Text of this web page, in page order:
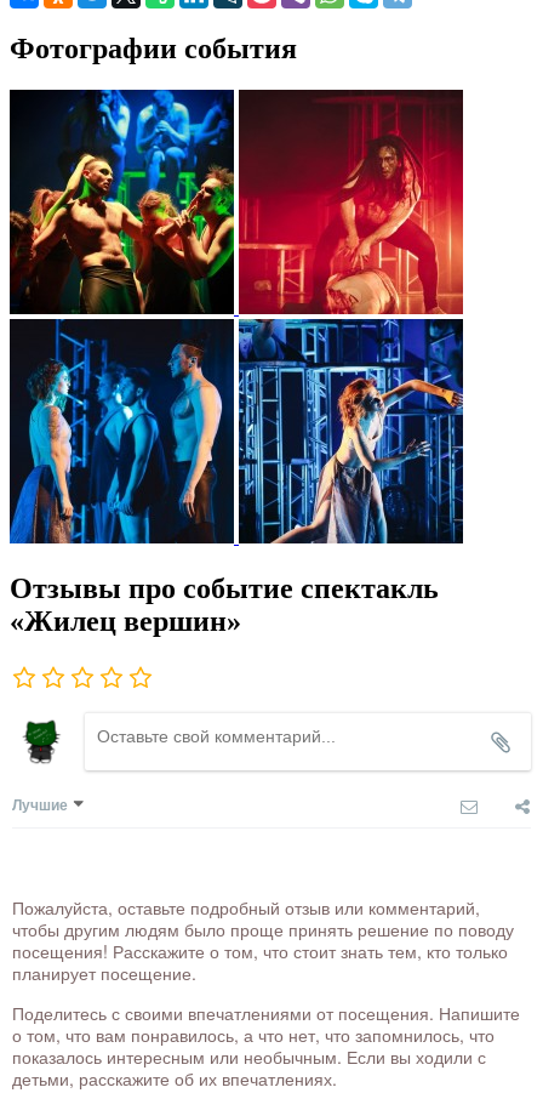
Фотографии события
Отзывы про событие спектакль
«Жилец вершин»
Лучшие
Пожалуйста, оставьте подробный отзыв или комментарий,
чтобы другим людям было проще принять решение по поводу
посещения! Расскажите о том, что стоит знать тем, кто только
планирует посещение.
Поделитесь с своими впечатлениями от посещения. Напишите
о том, что вам понравилось, а что нет, что запомнилось, что
показалось интересным или необычным. Если вы ходили с
детьми, расскажите об их впечатлениях.